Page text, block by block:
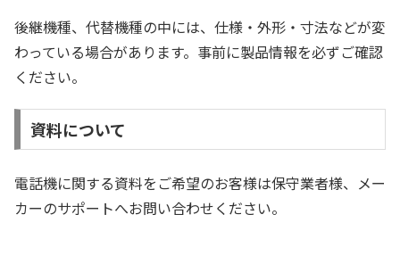
後継機種、代替機種の中には、仕様・外形・寸法などが変
わっている場合があります。事前に製品情報を必ずご確認
ください。
資料について
電話機に関する資料をご希望のお客様は保守業者様、メー
カーのサポートへお問い合わせください。